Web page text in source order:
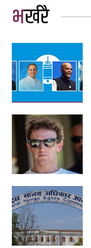
भर्खरै